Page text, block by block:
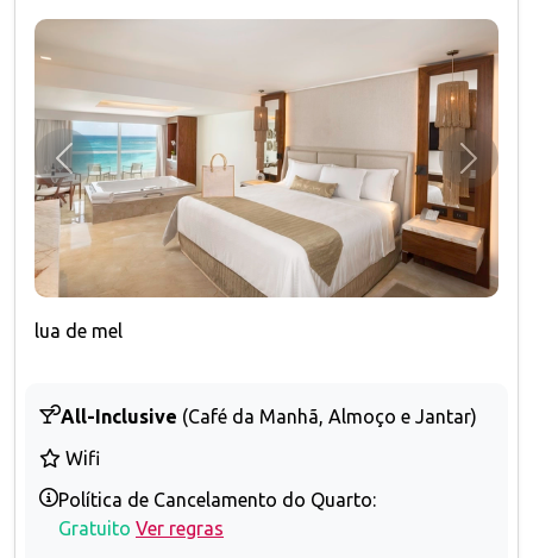
Anterior
lua de mel
All-Inclusive (Café da Manhã, Almoço e Jantar)
Wifi
Política de Cancelamento do Quarto:
Gratuito Ver regras